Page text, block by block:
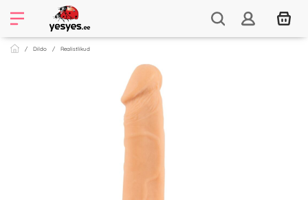
Dildo Realistlikud